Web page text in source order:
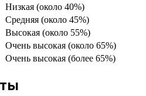
Низкая (около 40%)
Средняя (около 45%)
Высокая (около 55%)
Очень высокая (около 65%)
Очень высокая (более 65%)